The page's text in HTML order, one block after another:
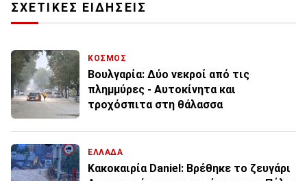
ΣΧΕΤΙΚΕΣ ΕΙΔΗΣΕΙΣ
ΚΟΣΜΟΣ
Βουλγαρία: Δύο νεκροί από τις
πλημμύρες - Αυτοκίνητα και
τροχόσπιτα στη θάλασσα
ΕΛΛΑΔΑ
Κακοκαιρία Daniel: Βρέθηκε το ζευγάρι